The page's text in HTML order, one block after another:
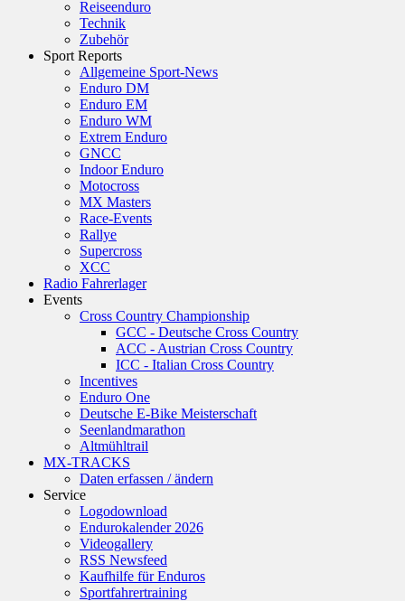
Reiseenduro
Technik
Zubehör
Sport Reports
Allgemeine Sport-News
Enduro DM
Enduro EM
Enduro WM
Extrem Enduro
GNCC
Indoor Enduro
Motocross
MX Masters
Race-Events
Rallye
Supercross
XCC
Radio Fahrerlager
Events
Cross Country Championship
GCC - Deutsche Cross Country
ACC - Austrian Cross Country
ICC - Italian Cross Country
Incentives
Enduro One
Deutsche E-Bike Meisterschaft
Seenlandmarathon
Altmühltrail
MX-TRACKS
Daten erfassen / ändern
Service
Logodownload
Endurokalender 2026
Videogallery
RSS Newsfeed
Kaufhilfe für Enduros
Sportfahrertraining